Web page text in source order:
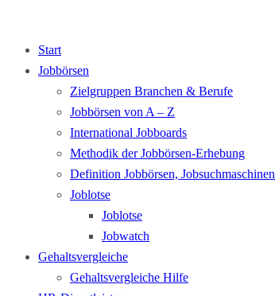
Start
Jobbörsen
Zielgruppen Branchen & Berufe
Jobbörsen von A – Z
International Jobboards
Methodik der Jobbörsen-Erhebung
Definition Jobbörsen, Jobsuchmaschinen
Joblotse
Joblotse
Jobwatch
Gehaltsvergleiche
Gehaltsvergleiche Hilfe